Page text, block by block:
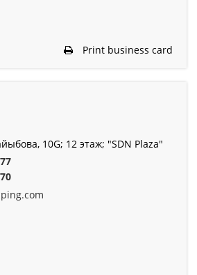
Print business card
10G; 12 этаж; "SDN Plaza"